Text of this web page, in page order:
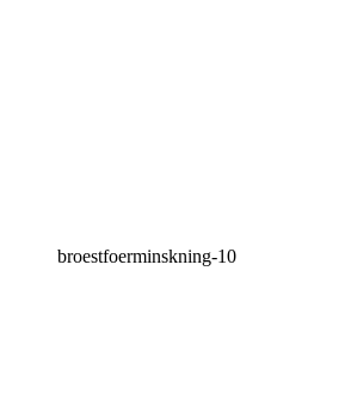
broestfoerminskning-10